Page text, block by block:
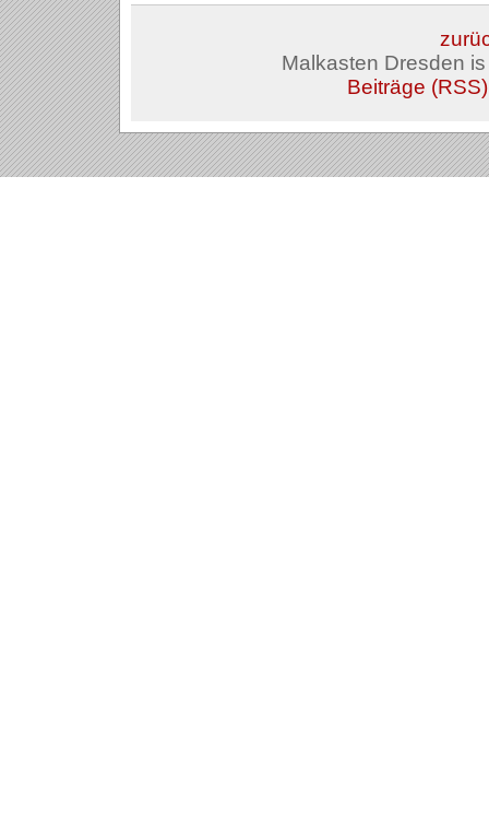
Malkasten Dresden
Beiträge (RSS)